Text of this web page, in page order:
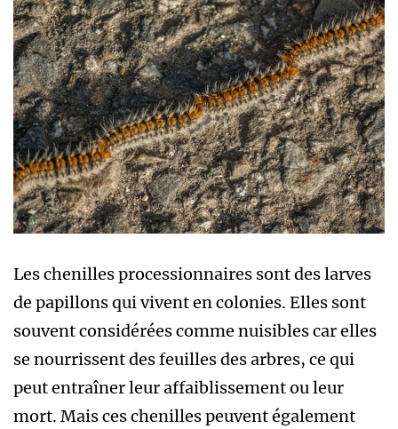
Les chenilles processionnaires sont des larves
de papillons qui vivent en colonies. Elles sont
souvent considérées comme nuisibles car elles
se nourrissent des feuilles des arbres, ce qui
peut entraîner leur affaiblissement ou leur
mort. Mais ces chenilles peuvent également